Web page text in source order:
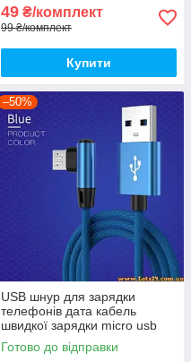
49 ₴/комплект
99 ₴/комплект
Купити
–50%
USB шнур для зарядки
телефонів дата кабель
швидкої зарядки micro usb
кабель мікро юсб usb
перехідник подовжувач 90
Готово до відправки